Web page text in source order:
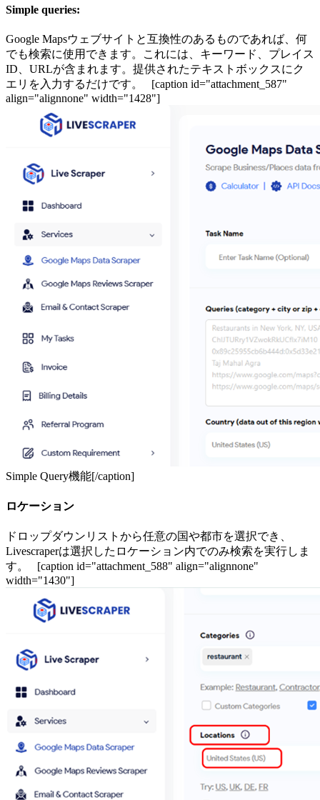
Simple queries:
Google Mapsウェブサイトと互換性のあるものであれば、何
でも検索に使用できます。これには、キーワード、プレイス
ID、URLが含まれます。提供されたテキストボックスにク
エリを入力するだけです。 [caption id="attachment_587"
align="alignnone" width="1428"]
Simple Query機能[/caption]
ロケーション
ドロップダウンリストから任意の国や都市を選択でき、
Livescraperは選択したロケーション内でのみ検索を実行しま
す。 [caption id="attachment_588" align="alignnone"
width="1430"]